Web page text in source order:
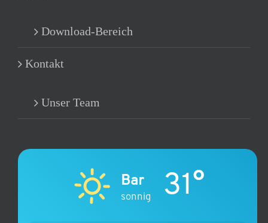
Download-Bereich
Kontakt
Unser Team
Bar
sonnig 31°